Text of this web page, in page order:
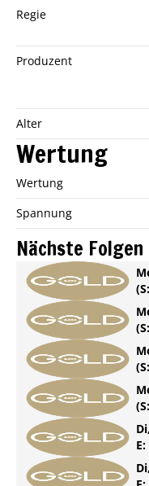
Regie
Produzent
Alter
Wertung
Wertung
Spannung
Nächste Folgen